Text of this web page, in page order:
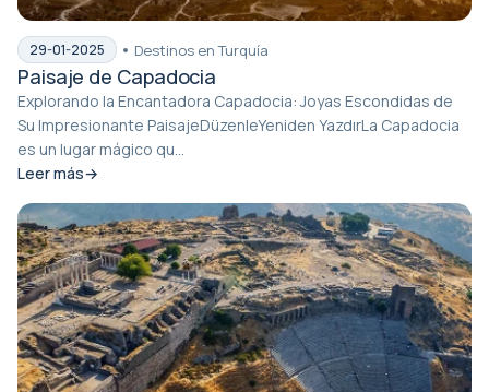
29-01-2025 Destinos en Turquía
Paisaje de Capadocia
Explorando la Encantadora Capadocia: Joyas Escondidas de
Su Impresionante PaisajeDüzenleYeniden YazdırLa Capadocia
es un lugar mágico qu...
Leer más